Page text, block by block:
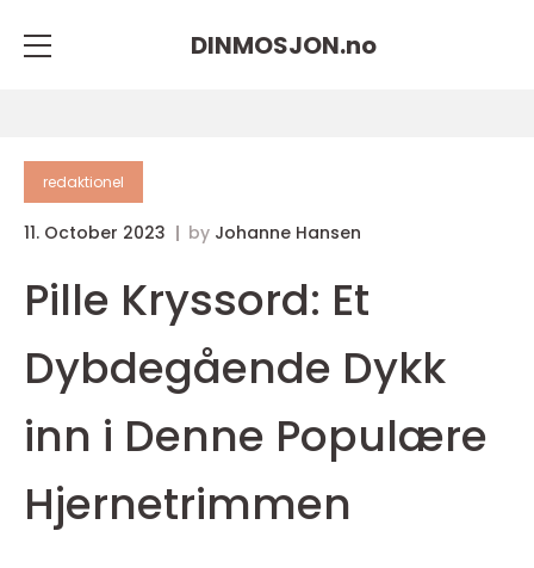
DINMOSJON.no
redaktionel
11. October 2023 by Johanne Hansen
Pille Kryssord: Et
Dybdegående Dykk
inn i Denne Populære
Hjernetrimmen